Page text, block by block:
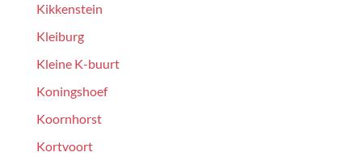
Kikkenstein
Kleiburg
Kleine K-buurt
Koningshoef
Koornhorst
Kortvoort